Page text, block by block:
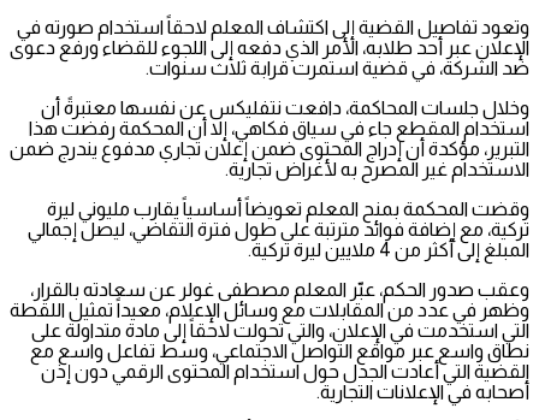
وتعود تفاصيل القضية إلى اكتشاف المعلم لاحقاً استخدام صورته في
الإعلان عبر أحد طلابه، الأمر الذي دفعه إلى اللجوء للقضاء ورفع دعوى
ضد الشركة، في قضية استمرت قرابة ثلاث سنوات.
وخلال جلسات المحاكمة، دافعت نتفليكس عن نفسها معتبرةً أن
استخدام المقطع جاء في سياق فكاهي، إلا أن المحكمة رفضت هذا
التبرير، مؤكدة أن إدراج المحتوى ضمن إعلان تجاري مدفوع يندرج ضمن
الاستخدام غير المصرح به لأغراض تجارية.
وقضت المحكمة بمنح المعلم تعويضاً أساسياً يقارب مليوني ليرة
تركية، مع إضافة فوائد مترتبة على طول فترة التقاضي، ليصل إجمالي
المبلغ إلى أكثر من 4 ملايين ليرة تركية.
وعقب صدور الحكم، عبّر المعلم مصطفى غولر عن سعادته بالقرار،
وظهر في عدد من المقابلات مع وسائل الإعلام، معيداً تمثيل اللقطة
التي استخدمت في الإعلان، والتي تحولت لاحقاً إلى مادة متداولة على
نطاق واسع عبر مواقع التواصل الاجتماعي، وسط تفاعل واسع مع
القضية التي أعادت الجدل حول استخدام المحتوى الرقمي دون إذن
أصحابه في الإعلانات التجارية.